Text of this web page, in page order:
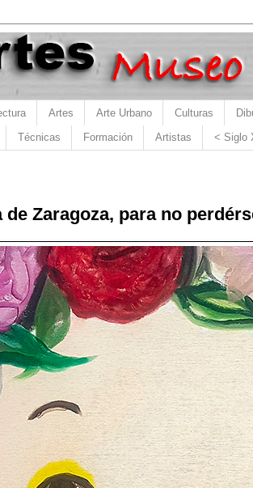
Artes Arte Urbano Culturas
Técnicas Formación Artistas < Siglo
Zaragoza, para no